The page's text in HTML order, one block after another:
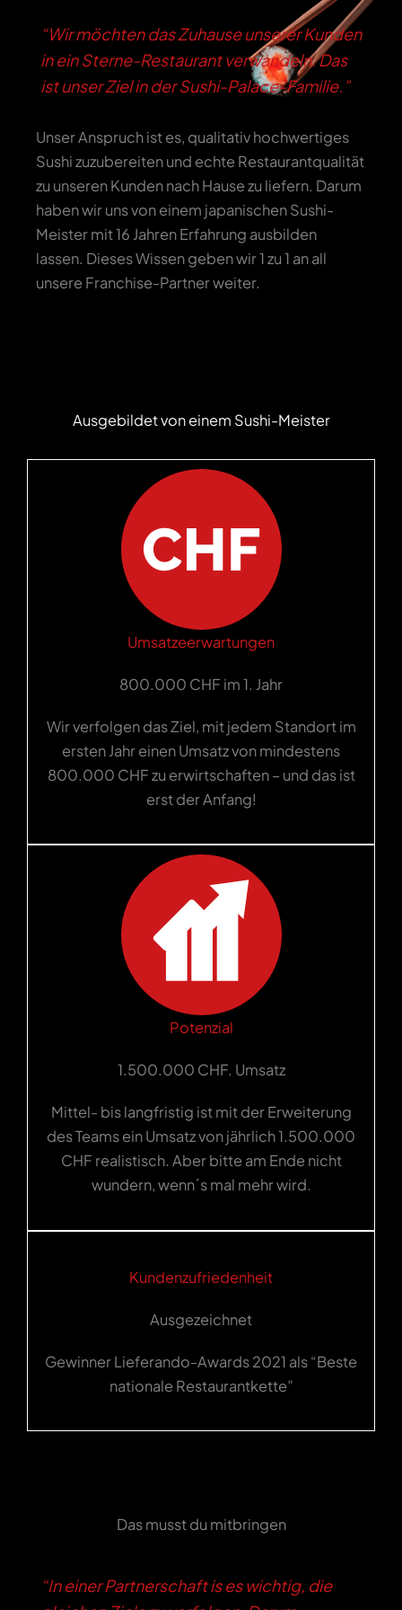
“Wir möchten das Zuhause unserer Kunden
in ein Sterne-Restaurant verwandeln. Das
ist unser Ziel in der Sushi-Palace-Familie.”
Unser Anspruch ist es, qualitativ hochwertiges
Sushi zuzubereiten und echte Restaurantqualität
zu unseren Kunden nach Hause zu liefern. Darum
haben wir uns von einem japanischen Sushi-
Meister mit 16 Jahren Erfahrung ausbilden
lassen. Dieses Wissen geben wir 1 zu 1 an all
unsere Franchise-Partner weiter.
Ausgebildet von einem Sushi-Meister
Umsatzeerwartungen
800.000 CHF im 1. Jahr
Wir verfolgen das Ziel, mit jedem Standort im
ersten Jahr einen Umsatz von mindestens
800.000 CHF zu erwirtschaften – und das ist
erst der Anfang!
Potenzial
1.500.000 CHF. Umsatz
Mittel- bis langfristig ist mit der Erweiterung
des Teams ein Umsatz von jährlich 1.500.000
CHF realistisch. Aber bitte am Ende nicht
wundern, wenn´s mal mehr wird.
Kundenzufriedenheit
Ausgezeichnet
Gewinner Lieferando-Awards 2021 als “Beste
nationale Restaurantkette”
Das musst du mitbringen
“In einer Partnerschaft is es wichtig, die